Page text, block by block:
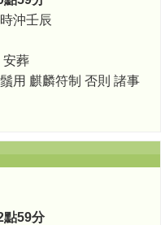
時沖壬辰
安葬
用 麒麟符制 否則 諸事
點59分